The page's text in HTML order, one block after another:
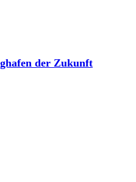
der Zukunft